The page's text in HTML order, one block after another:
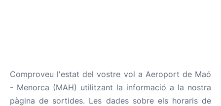
Comproveu l'estat del vostre vol a Aeroport de Maó
- Menorca (MAH) utilitzant la informació a la nostra
pàgina de sortides. Les dades sobre els horaris de